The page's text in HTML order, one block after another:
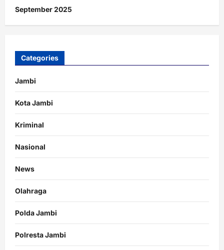
September 2025
Categories
Jambi
Kota Jambi
Kriminal
Nasional
News
Olahraga
Polda Jambi
Polresta Jambi